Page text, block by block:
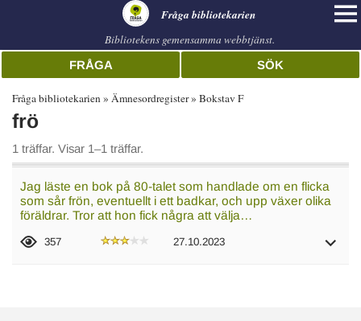
Fråga bibliotekarien
Bibliotekens gemensamma webbtjänst.
FRÅGA SÖK
Fråga bibliotekarien Ämnesordregister Bokstav F
frö
1 träffar. Visar 1–1 träffar.
Jag läste en bok på 80-talet som handlade om en flicka
som sår frön, eventuellt i ett badkar, och upp växer olika
föräldrar. Tror att hon fick några att välja…
357 27.10.2023